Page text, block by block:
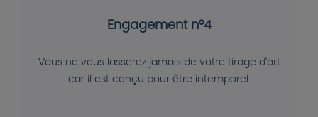
Engagement n°4
Vous ne vous lasserez jamais de votre tirage d'art
car il est conçu pour être intemporel.